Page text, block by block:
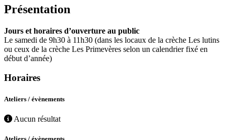
Présentation
Jours et horaires d’ouverture au public
Le samedi de 9h30 à 11h30 (dans les locaux de la crèche Les lutins
ou ceux de la crèche Les Primevères selon un calendrier fixé en
début d’année)
Horaires
Ateliers / évènements
Aucun résultat